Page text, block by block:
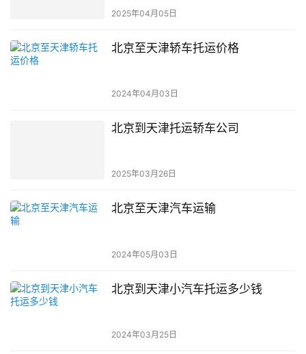
2025年04月05日
北京至天津轿车托运价格
2024年04月03日
北京到天津托运轿车公司
2025年03月26日
北京至天津汽车运输
2024年05月03日
北京到天津小汽车托运多少钱
2024年03月25日